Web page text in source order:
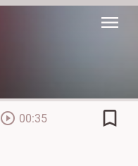
menu
play_circle_outline 00:35 bookmark_border